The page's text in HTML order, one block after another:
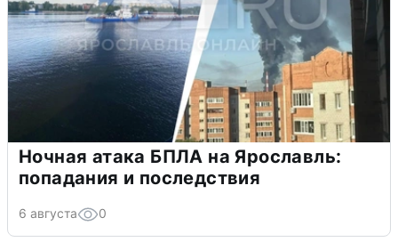
Ночная атака БПЛА на Ярославль:
попадания и последствия
6 августа 0